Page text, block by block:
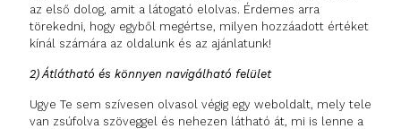
az első dolog, amit a látogató elolvas. Érdemes arra
törekedni, hogy egyből megértse, milyen hozzáadott értéket
kínál számára az oldalunk és az ajánlatunk!
2) Átlátható és könnyen navigálható felület
Ugye Te sem szívesen olvasol végig egy weboldalt, mely tele
van zsúfolva szöveggel és nehezen látható át, mi is lenne a